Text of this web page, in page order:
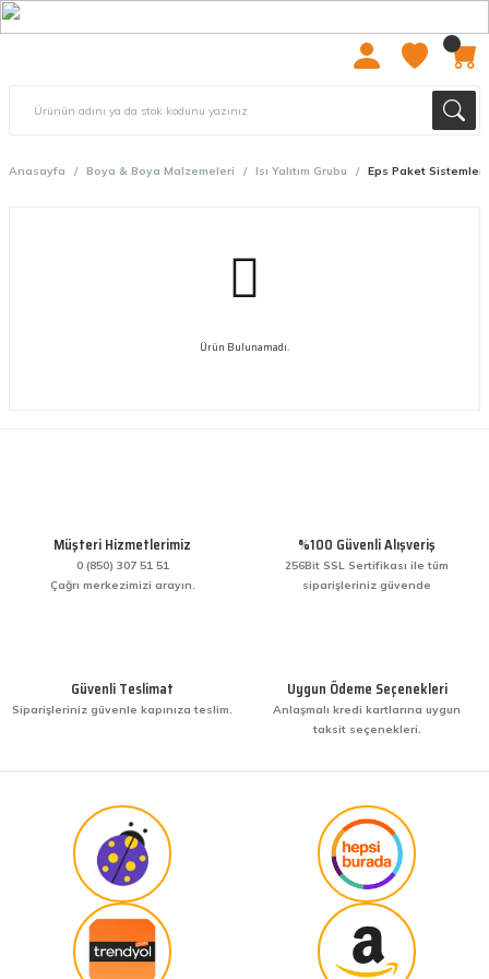
Anasayfa Boya & Boya Malzemeleri Isı Yalıtım Grubu Eps Paket Sistemler
Ürün Bulunamadı.
Müşteri Hizmetlerimiz
0 (850) 307 51 51
Çağrı merkezimizi arayın.
%100 Güvenli Alışveriş
256Bit SSL Sertifikası ile tüm
siparişleriniz güvende
Güvenli Teslimat
Siparişleriniz güvenle kapınıza teslim.
Uygun Ödeme Seçenekleri
Anlaşmalı kredi kartlarına uygun
taksit seçenekleri.